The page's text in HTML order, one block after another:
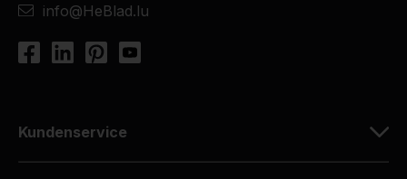
info@HeBlad.lu
Kundenservice